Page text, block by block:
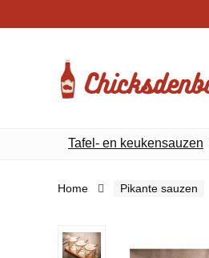
Tafel- en keukensauzen
Home Pikante sauzen